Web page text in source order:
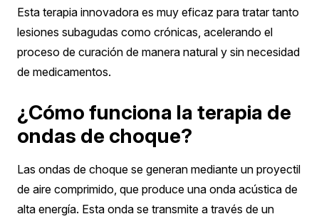
Esta terapia innovadora es muy eficaz para tratar tanto
lesiones subagudas como crónicas, acelerando el
proceso de curación de manera natural y sin necesidad
de medicamentos.
¿Cómo funciona la terapia de
ondas de choque?
Las ondas de choque se generan mediante un proyectil
de aire comprimido, que produce una onda acústica de
alta energía. Esta onda se transmite a través de un